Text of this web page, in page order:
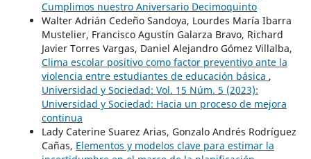
Cumplimos nuestro Aniversario Decimoquinto
Walter Adrián Cedeño Sandoya, Lourdes María Ibarra
Mustelier, Francisco Agustín Galarza Bravo, Richard
Javier Torres Vargas, Daniel Alejandro Gómez Villalba,
Clima escolar positivo como factor preventivo ante la
violencia entre estudiantes de educación básica ,
Universidad y Sociedad: Vol. 15 Núm. 5 (2023):
Universidad y Sociedad: Hacia un proceso de mejora
continua
Lady Caterine Suarez Arias, Gonzalo Andrés Rodríguez
Cañas, Elementos y modelos clave para estimar la